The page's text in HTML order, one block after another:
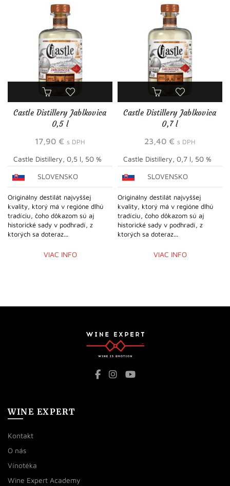
Castle Distillery Jablkovica
0,5 l
17,90 € s DPH
Castle Distillery, 0,5 l, 50 %
SLOVENSKO
Originálny destilát najvyššej
kvality, ktorý má v regióne dlhú
tradíciu, čoho dôkazom sú aj
historické sady v podhradí, z
ktorých sa doteraz...
VIAC INFO
Castle Distillery Jablkovica
0,7 l
23,40 € s DPH
Castle Distillery, 0,7 l, 50 %
SLOVENSKO
Originálny destilát najvyššej
kvality, ktorý má v regióne dlhú
tradíciu, čoho dôkazom sú aj
historické sady v podhradí, z
ktorých sa doteraz...
VIAC INFO
WINE EXPERT
Kontakt
O nás
Vínotéka
Wine Expert Academy